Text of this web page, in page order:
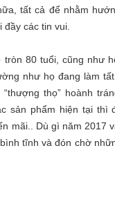
tất cả để nhằm
các tin vui.
tròn 80 tuổi, cũng như
như họ đang làm
thọ” hoành
sản phẩm hiện tại thì
mãi.. Dù gì năm 2017
tĩnh và đón chờ